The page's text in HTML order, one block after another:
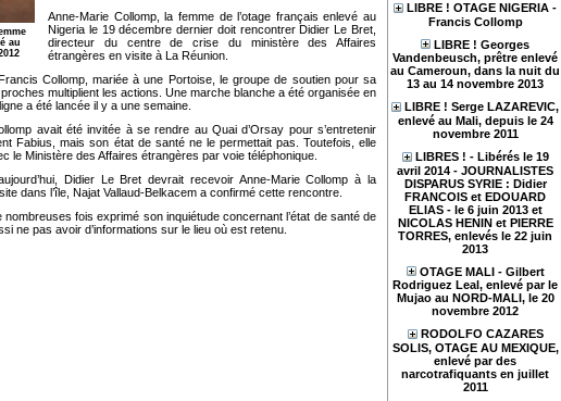
LIBRE ! OTAGE NIGERIA -
Francis Collomp
LIBRE ! Georges
Vandenbeusch, prêtre enlevé
au Cameroun, dans la nuit du
13 au 14 novembre 2013
LIBRE ! Serge LAZAREVIC,
enlevé au Mali, depuis le 24
novembre 2011
LIBRES ! - Libérés le 19
avril 2014 - JOURNALISTES
DISPARUS SYRIE : Didier
FRANCOIS et EDOUARD
ELIAS - le 6 juin 2013 et
NICOLAS HENIN et PIERRE
TORRES, enlevés le 22 juin
2013
OTAGE MALI - Gilbert
Rodriguez Leal, enlevé par le
Mujao au NORD-MALI, le 20
novembre 2012
RODOLFO CAZARES
SOLIS, OTAGE AU MEXIQUE,
enlevé par des
narcotrafiquants en juillet
2011
au
Anne-Marie Collomp, la femme de l’otage français enlevé au
Nigeria le 19 décembre dernier doit rencontrer Didier Le Bret,
directeur du centre de crise du ministère des Affaires
étrangères en visite à La Réunion.
Collomp, mariée à une Portoise, le groupe de soutien pour sa
multiplient les actions. Une marche blanche a été organisée en
a été lancée il y a une semaine.
avait été invitée à se rendre au Quai d’Orsay pour s’entretenir
Fabius, mais son état de santé ne le permettait pas. Toutefois, elle
le Ministère des Affaires étrangères par voie téléphonique.
Didier Le Bret devrait recevoir Anne-Marie Collomp à la
dans l’île, Najat Vallaud-Belkacem a confirmé cette rencontre.
nombreuses fois exprimé son inquiétude concernant l’état de santé de
ne pas avoir d’informations sur le lieu où est retenu.